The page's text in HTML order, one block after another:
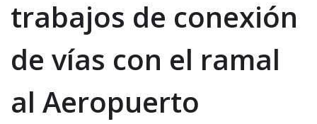
trabajos de conexión
de vías con el ramal
al Aeropuerto